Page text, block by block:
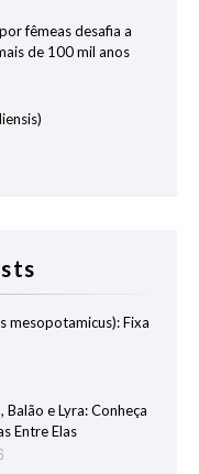
fêmeas desafia a
de 100 mil anos
mesopotamicus): Fixa
e Lyra: Conheça
Entre Elas